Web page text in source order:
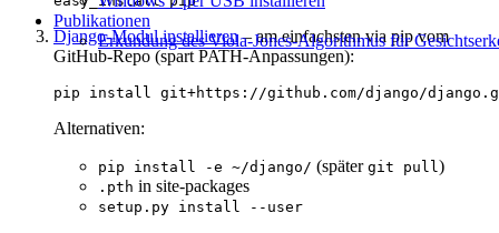
Publikationen
Erkundung des Viola-Jones-Algorithmus für
Django‑Modul installieren– am einfachsten via pip vom
GitHub‑Repo (spart PATH‑Anpassungen):
Alternativen:
pip install -e ~/django/ (später git pull)
.pth in site‑packages
setup.py install --user